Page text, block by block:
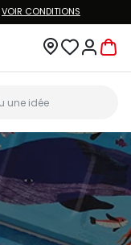
VOIR CONDITIONS